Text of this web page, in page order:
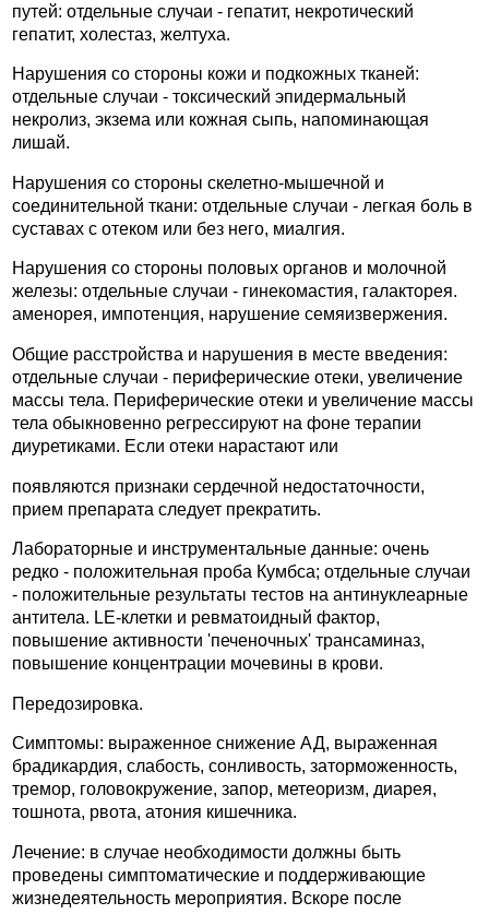
путей: отдельные случаи - гепатит, некротический
гепатит, холестаз, желтуха.
Нарушения со стороны кожи и подкожных тканей:
отдельные случаи - токсический эпидермальный
некролиз, экзема или кожная сыпь, напоминающая
лишай.
Нарушения со стороны скелетно-мышечной и
соединительной ткани: отдельные случаи - легкая боль в
суставах с отеком или без него, миалгия.
Нарушения со стороны половых органов и молочной
железы: отдельные случаи - гинекомастия, галакторея.
аменорея, импотенция, нарушение семяизвержения.
Общие расстройства и нарушения в месте введения:
отдельные случаи - периферические отеки, увеличение
массы тела. Периферические отеки и увеличение массы
тела обыкновенно регрессируют на фоне терапии
диуретиками. Если отеки нарастают или
появляются признаки сердечной недостаточности,
прием препарата следует прекратить.
Лабораторные и инструментальные данные: очень
редко - положительная проба Кумбса; отдельные случаи
- положительные результаты тестов на антинуклеарные
антитела. LE-клетки и ревматоидный фактор,
повышение активности 'печеночных' трансаминаз,
повышение концентрации мочевины в крови.
Передозировка.
Симптомы: выраженное снижение АД, выраженная
брадикардия, слабость, сонливость, заторможенность,
тремор, головокружение, запор, метеоризм, диарея,
тошнота, рвота, атония кишечника.
Лечение: в случае необходимости должны быть
проведены симптоматические и поддерживающие
жизнедеятельность мероприятия. Вскоре после